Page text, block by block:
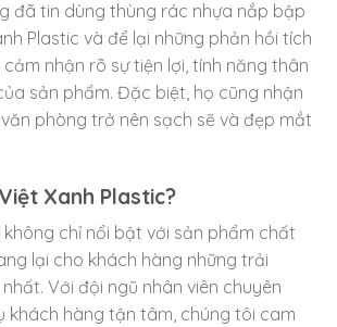
đã tin dùng thùng rác nhựa nắp bập
Plastic và để lại những phản hồi tích
nhận rõ sự tiện lợi, tính năng thân
sản phẩm. Đặc biệt, họ cũng nhận
phòng trở nên sạch sẽ và đẹp mắt
Xanh Plastic?
không chỉ nổi bật với sản phẩm chất
lại cho khách hàng những trải
Với đội ngũ nhân viên chuyên
khách hàng tận tâm, chúng tôi cam